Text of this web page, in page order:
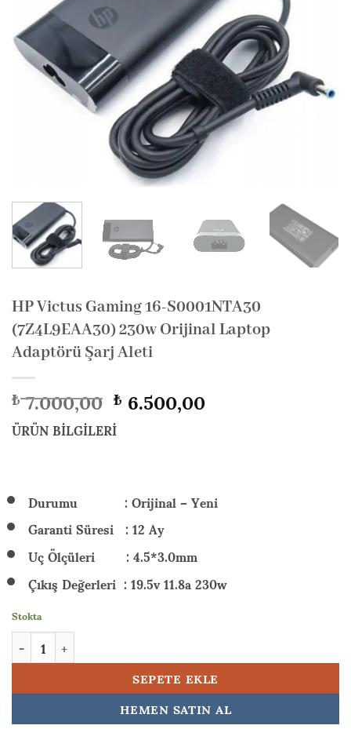
HP Victus Gaming 16-S0001NTA30
(7Z4L9EAA30) 230w Orijinal Laptop
Adaptörü Şarj Aleti
₺7.000,00 Orijinal
fiyat:
₺ 7.000,00.
₺6.500,00Şuandaki
ÜRÜN BİLGİLERİ
Durumu : Orijinal – Yeni
Garanti Süresi : 12 Ay
Uç Ölçüleri : 4.5*3.0mm
Çıkış Değerleri : 19.5v 11.8a 230w
Stokta
HP Victus Gaming 16-S0001NTA30 (7Z4L9EAA30) 230w
SEPETE EKLE
HEMEN SATIN AL